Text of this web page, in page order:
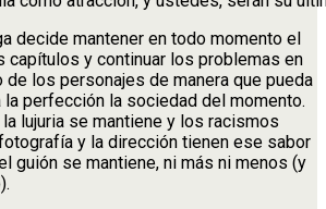
decide mantener en todo momento el
capítulos y continuar los problemas en
de los personajes de manera que pueda
la perfección la sociedad del momento.
lujuria se mantiene y los racismos
y la dirección tienen ese sabor
guión se mantiene, ni más ni menos (y